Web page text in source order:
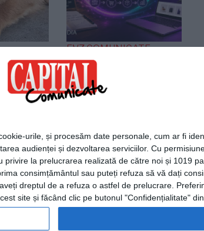
urile, și procesăm date personale, cum ar fi
audienței și dezvoltarea serviciilor. Cu
la prelucrarea realizată de către noi și 1019
consimțământul sau puteți refuza să vă dați
dreptul de a refuza o astfel de prelucrare.
site și făcând clic pe butonul "Confidențialitate"
un
care
un
EVZ COMUNICATE
Agentia Plum Media
lansează un ghid
practic pentru
vor să intre în
comerțul electronic
condiții|Consimtamant cookie-uri